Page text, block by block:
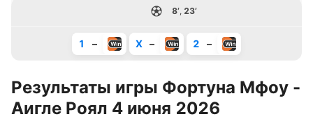
8’, 23’
1 – X – 2 –
Результаты игры Фортуна Мфоу -
Аигле Роял 4 июня 2026